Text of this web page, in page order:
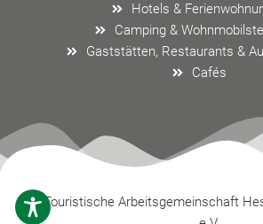
Hotels &
Camping &
Gaststätten, Restaurants &
Cafés
Touristische Arbeitsgemeinschaft